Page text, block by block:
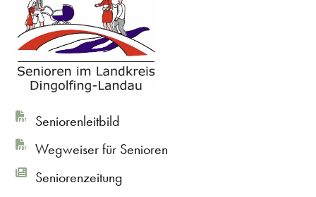
Seniorenleitbild
Wegweiser für Senioren
Seniorenzeitung